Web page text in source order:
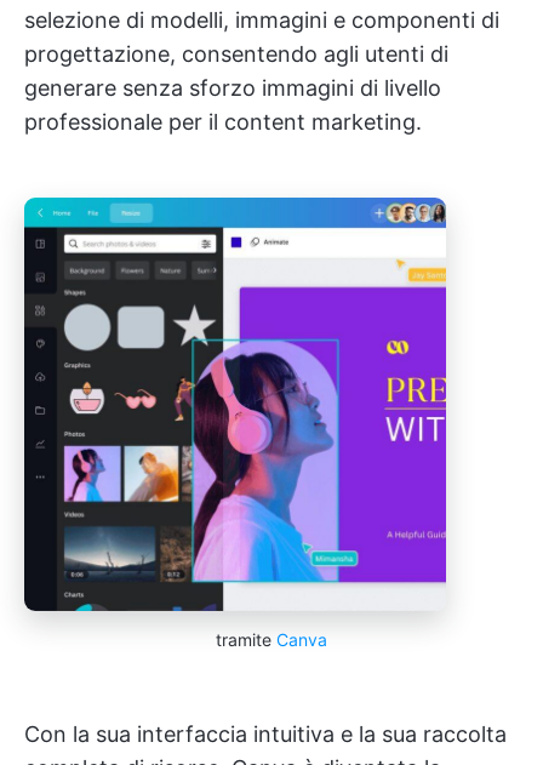
selezione di modelli, immagini e componenti di
progettazione, consentendo agli utenti di
generare senza sforzo immagini di livello
professionale per il content marketing.
tramite Canva
Con la sua interfaccia intuitiva e la sua raccolta